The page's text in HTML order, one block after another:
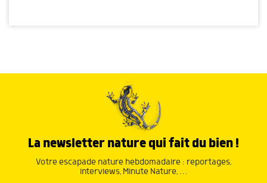
La newsletter nature qui fait du bien !
Votre escapade nature hebdomadaire : reportages,
interviews, Minute Nature, …